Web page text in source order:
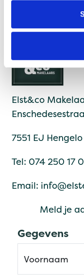
Verkoop
Elst&co
7551 EJ Hengelo
Tel: 074 250 17
Email:
Meld je